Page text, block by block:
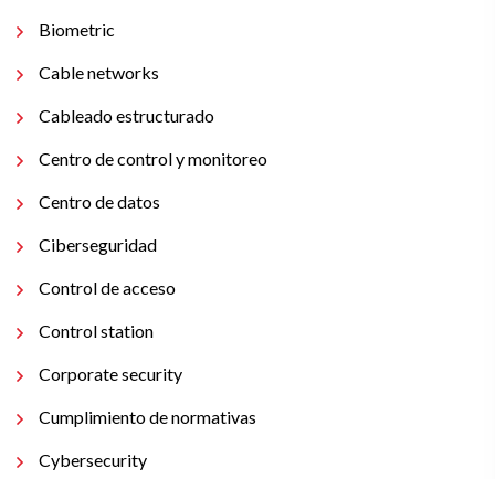
Biometric
Cable networks
Cableado estructurado
Centro de control y monitoreo
Centro de datos
Ciberseguridad
Control de acceso
Control station
Corporate security
Cumplimiento de normativas
Cybersecurity